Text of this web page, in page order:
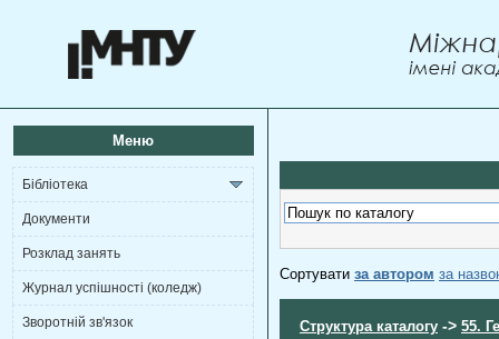
Меню
Бібліотека
Документи
Розклад занять
Журнал успішності (коледж)
Зворотній зв'язок
Сортувати за автором за
Структура каталогу -> 55.